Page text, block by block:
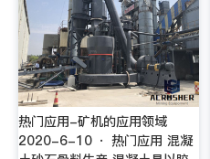
热门应用-矿机的应用领域
2020-6-10 · 热门应用 混凝